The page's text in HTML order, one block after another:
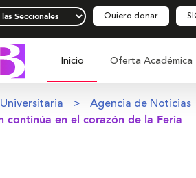
Quiero donar
Inicio Oferta Académica
Agencia de Noticias
continúa en el corazón de la Feria